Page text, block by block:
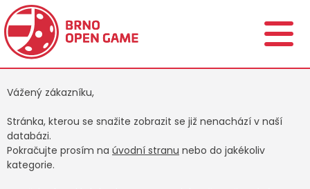
Vážený zákazníku,
Stránka, kterou se snažite zobrazit se již nenachází v naší
databázi.
Pokračujte prosím na úvodní stranu nebo do jakékoliv
kategorie.